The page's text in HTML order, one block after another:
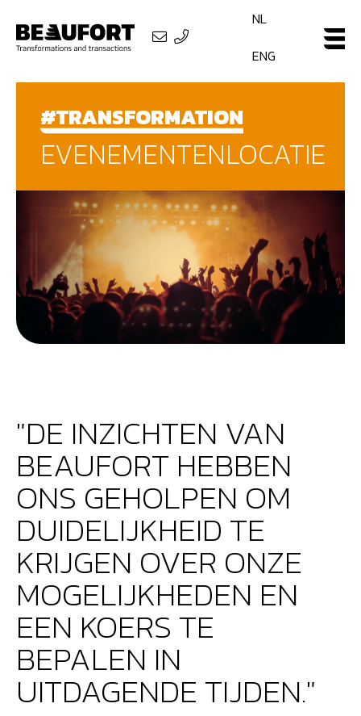
NL
ENG
#TRANSFORMATION
EVENEMENTENLOCATIE
"DE INZICHTEN VAN
BEAUFORT HEBBEN
ONS GEHOLPEN OM
DUIDELIJKHEID TE
KRIJGEN OVER ONZE
MOGELIJKHEDEN EN
EEN KOERS TE
BEPALEN IN
UITDAGENDE TIJDEN."